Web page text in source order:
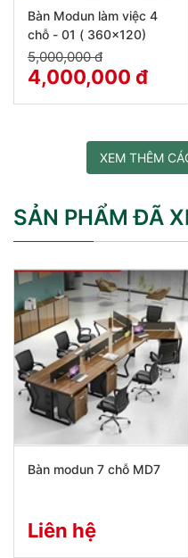
Bàn Modun làm việc 4
chỗ - 01 ( 360x120)
5,000,000 đ
4,000,000 đ
XEM THÊM
SẢN PHẨM ĐÃ
Bàn modun 7 chỗ MD7
Liên hệ